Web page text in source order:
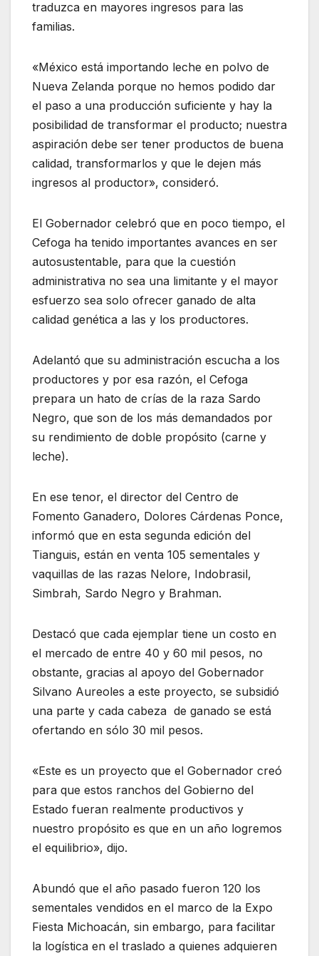
traduzca en mayores ingresos para las
familias.
«México está importando leche en polvo de
Nueva Zelanda porque no hemos podido dar
el paso a una producción suficiente y hay la
posibilidad de transformar el producto; nuestra
aspiración debe ser tener productos de buena
calidad, transformarlos y que le dejen más
ingresos al productor», consideró.
El Gobernador celebró que en poco tiempo, el
Cefoga ha tenido importantes avances en ser
autosustentable, para que la cuestión
administrativa no sea una limitante y el mayor
esfuerzo sea solo ofrecer ganado de alta
calidad genética a las y los productores.
Adelantó que su administración escucha a los
productores y por esa razón, el Cefoga
prepara un hato de crías de la raza Sardo
Negro, que son de los más demandados por
su rendimiento de doble propósito (carne y
leche).
En ese tenor, el director del Centro de
Fomento Ganadero, Dolores Cárdenas Ponce,
informó que en esta segunda edición del
Tianguis, están en venta 105 sementales y
vaquillas de las razas Nelore, Indobrasil,
Simbrah, Sardo Negro y Brahman.
Destacó que cada ejemplar tiene un costo en
el mercado de entre 40 y 60 mil pesos, no
obstante, gracias al apoyo del Gobernador
Silvano Aureoles a este proyecto, se subsidió
una parte y cada cabeza de ganado se está
ofertando en sólo 30 mil pesos.
«Este es un proyecto que el Gobernador creó
para que estos ranchos del Gobierno del
Estado fueran realmente productivos y
nuestro propósito es que en un año logremos
el equilibrio», dijo.
Abundó que el año pasado fueron 120 los
sementales vendidos en el marco de la Expo
Fiesta Michoacán, sin embargo, para facilitar
la logística en el traslado a quienes adquieren